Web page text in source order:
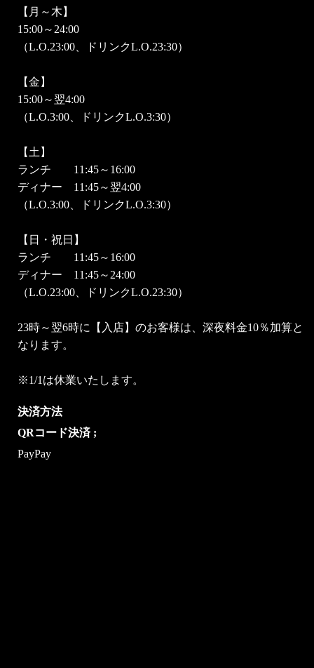
【月～木】
15:00～24:00
（L.O.23:00、ドリンクL.O.23:30）
【金】
15:00～翌4:00
（L.O.3:00、ドリンクL.O.3:30）
【土】
ランチ 11:45～16:00
ディナー 11:45～翌4:00
（L.O.3:00、ドリンクL.O.3:30）
【日・祝日】
ランチ 11:45～16:00
ディナー 11:45～24:00
（L.O.23:00、ドリンクL.O.23:30）
23時～翌6時に【入店】のお客様は、深夜料金10％加算と
なります。
※1/1は休業いたします。
決済方法
QRコード決済 ;
PayPay